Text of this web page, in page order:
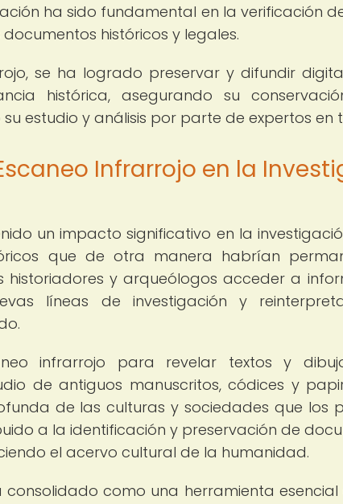
ha sido fundamental en la verificación
históricos y legales.
se ha logrado preservar y difundir
histórica, asegurando su
estudio y análisis por parte de expertos en
Infrarrojo en la
un impacto significativo en la
que de otra manera habrían
y arqueólogos acceder a
líneas de investigación y
infrarrojo para revelar textos y
de antiguos manuscritos, códices y
de las culturas y sociedades que los
a la identificación y preservación de
el acervo cultural de la humanidad.
consolidado como una herramienta